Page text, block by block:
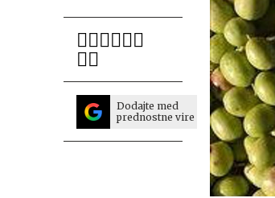
Dodajte med
prednostne vire